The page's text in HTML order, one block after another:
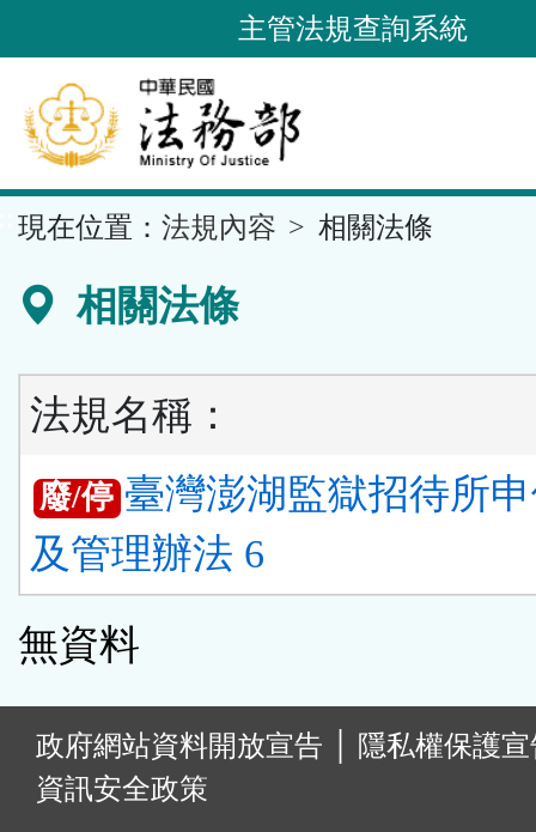
到
要
內
容
區
主管法規查詢系統
現在位置： 法規內容 相關法條
相關法條
法規名稱：
廢/停 臺灣澎湖監獄招待所
及管理辦法 6
無資料
政府網站資料開放宣告
隱私權保護
資訊安全政策